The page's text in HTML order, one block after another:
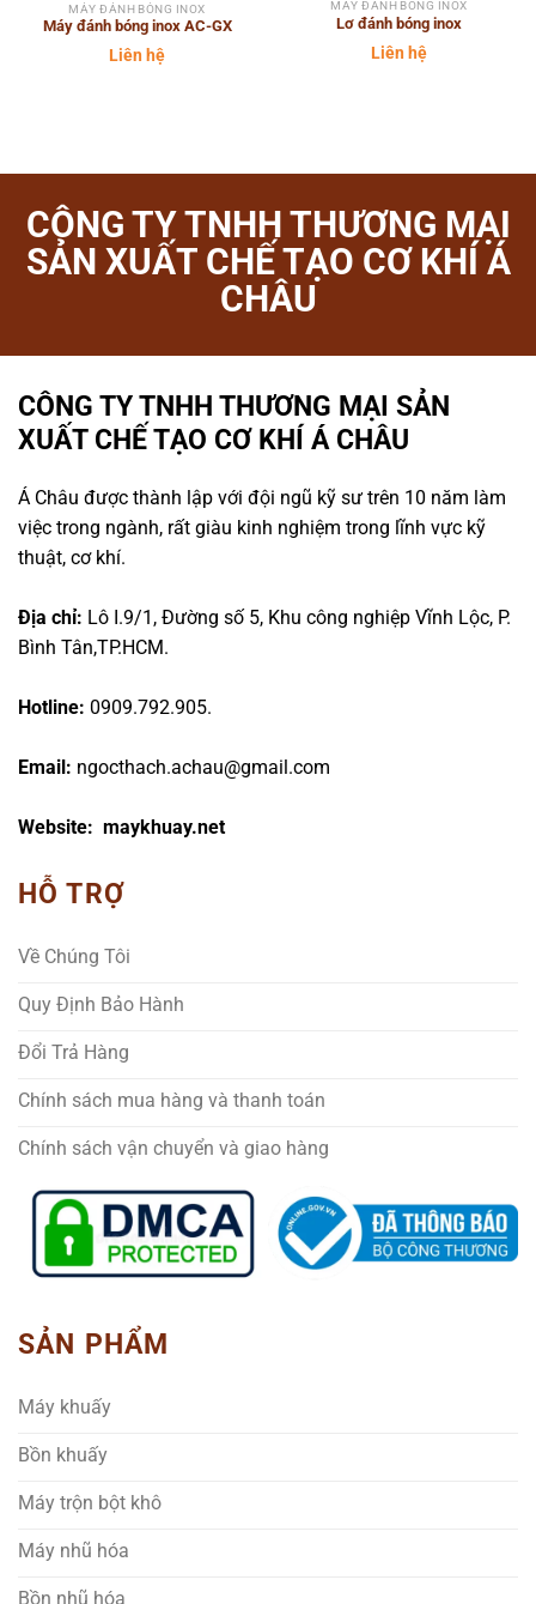
MÁY ĐÁNH BÓNG INOX
Máy đánh bóng inox AC-GX
Liên hệ
MÁY ĐÁNH BÓNG INOX
Lơ đánh bóng inox
Liên hệ
CÔNG TY TNHH THƯƠNG MẠI
SẢN XUẤT CHẾ TẠO CƠ KHÍ Á
CHÂU
CÔNG TY TNHH THƯƠNG MẠI SẢN
XUẤT CHẾ TẠO CƠ KHÍ Á CHÂU
Á Châu được thành lập với đội ngũ kỹ sư trên 10 năm làm
việc trong ngành, rất giàu kinh nghiệm trong lĩnh vực kỹ
thuật, cơ khí.
Địa chỉ: Lô I.9/1, Đường số 5, Khu công nghiệp Vĩnh Lộc, P.
Bình Tân,TP.HCM.
Hotline: 0909.792.905.
Email: ngocthach.achau@gmail.com
Website: maykhuay.net
HỖ TRỢ
Về Chúng Tôi
Quy Định Bảo Hành
Đổi Trả Hàng
Chính sách mua hàng và thanh toán
Chính sách vận chuyển và giao hàng
SẢN PHẨM
Máy khuấy
Bồn khuấy
Máy trộn bột khô
Máy nhũ hóa
Bồn nhũ hóa